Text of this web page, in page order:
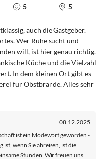
5 5
auch die Gastgeber.
Wer Ruhe sucht und
will, ist hier genau richtig.
Küche und die Vielzahl
In dem kleinen Ort gibt es
für Obstbrände. Alles sehr
08.12.2025
ist ein Modewort geworden -
ist, wenn Sie abreisen, ist die
Stunden. Wir freuen uns